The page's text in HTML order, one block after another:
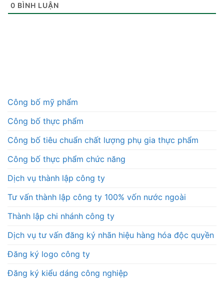
0 BÌNH LUẬN
Công bố mỹ phẩm
Công bố thực phẩm
Công bố tiêu chuẩn chất lượng phụ gia thực phẩm
Công bố thực phẩm chức năng
Dịch vụ thành lập công ty
Tư vấn thành lập công ty 100% vốn nước ngoài
Thành lập chi nhánh công ty
Dịch vụ tư vấn đăng ký nhãn hiệu hàng hóa độc quyền
Đăng ký logo công ty
Đăng ký kiểu dáng công nghiệp